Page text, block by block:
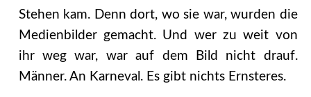
Stehen kam. Denn dort, wo sie war, wurden die
Medienbilder gemacht. Und wer zu weit von
ihr weg war, war auf dem Bild nicht drauf.
Männer. An Karneval. Es gibt nichts Ernsteres.